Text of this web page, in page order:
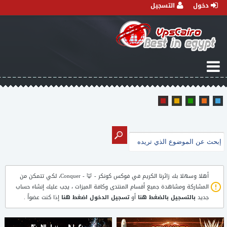
دخول التسجيل
أهلا وسهلا بك زائرنا الكريم فيفوكس كونكر - 🦊 - Conquer
، لكي تتمكن من
المشاركة ومشاهدة جميع أقسام المنتدى وكافة الميزات ، يجب عليك إنشاء حساب
جديد بالتسجيل بالضغط هنا أوتسجيل الدخول اضغط هنا إذا كنت عضواً .